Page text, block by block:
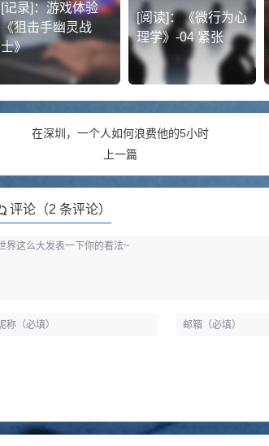
[记录]：游戏体验
《狙击手幽灵战
士》
[阅读]：《微行为心
理学》-04 紧张
在深圳，一个人如何浪费他的5小时
上一篇
评论（2 条评论）